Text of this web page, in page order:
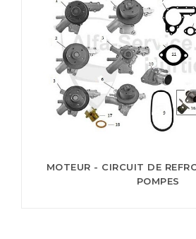
MOTEUR - CIRCUIT DE
POMPES